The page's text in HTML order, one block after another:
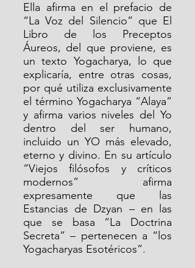
Ella afirma en el prefacio de
“La Voz del Silencio” que El
Libro de los Preceptos
Áureos, del que proviene, es
un texto Yogacharya, lo que
explicaría, entre otras cosas,
por qué utiliza exclusivamente
el término Yogacharya “Alaya”
y afirma varios niveles del Yo
dentro del ser humano,
incluido un YO más elevado,
eterno y divino. En su artículo
“Viejos filósofos y críticos
modernos” afirma
expresamente que las
Estancias de Dzyan – en las
que se basa “La Doctrina
Secreta” – pertenecen a “los
Yogacharyas Esotéricos”.